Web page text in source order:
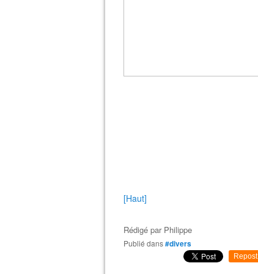
[Haut]
Rédigé par Philippe
Publié dans#divers
Repost